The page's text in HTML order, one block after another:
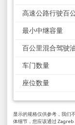
高速公路行驶百
最小中继容量
百公里混合驾驶
车门数量
座位数量
显示的规格仅供参考，我们
体细节，您应该通过 Zagreb